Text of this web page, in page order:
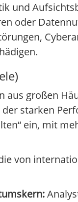
und
oder
aus großen
starken
ein, mit
von